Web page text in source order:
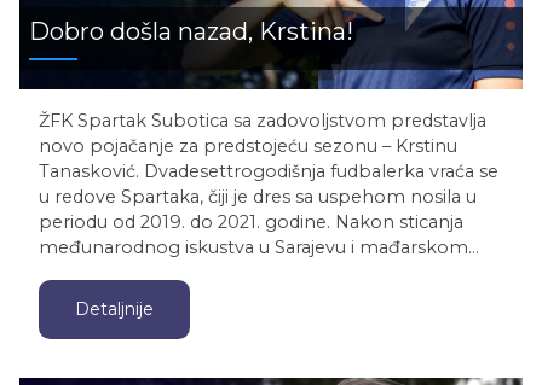
Dobro došla nazad, Krstina!
ŽFK Spartak Subotica sa zadovoljstvom predstavlja
novo pojačanje za predstojeću sezonu – Krstinu
Tanasković. Dvadesettrogodišnja fudbalerka vraća se
u redove Spartaka, čiji je dres sa uspehom nosila u
periodu od 2019. do 2021. godine. Nakon sticanja
međunarodnog iskustva u Sarajevu i mađarskom…
Detaljnije